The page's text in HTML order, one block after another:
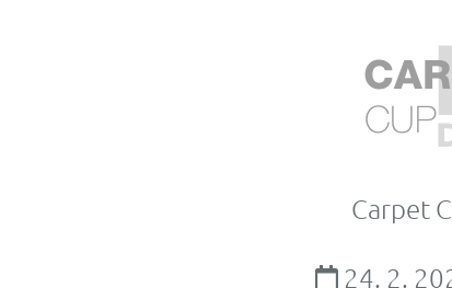
Carpet
24. 2.